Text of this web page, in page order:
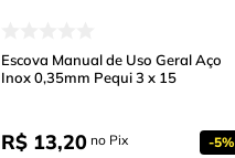
Escova Manual de Uso Geral Aço
Inox 0,35mm Pequi 3 x 15
R$ 13,20 no Pix -5%